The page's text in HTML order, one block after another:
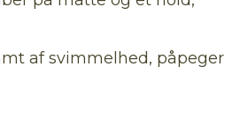
af svimmelhed, påpeger